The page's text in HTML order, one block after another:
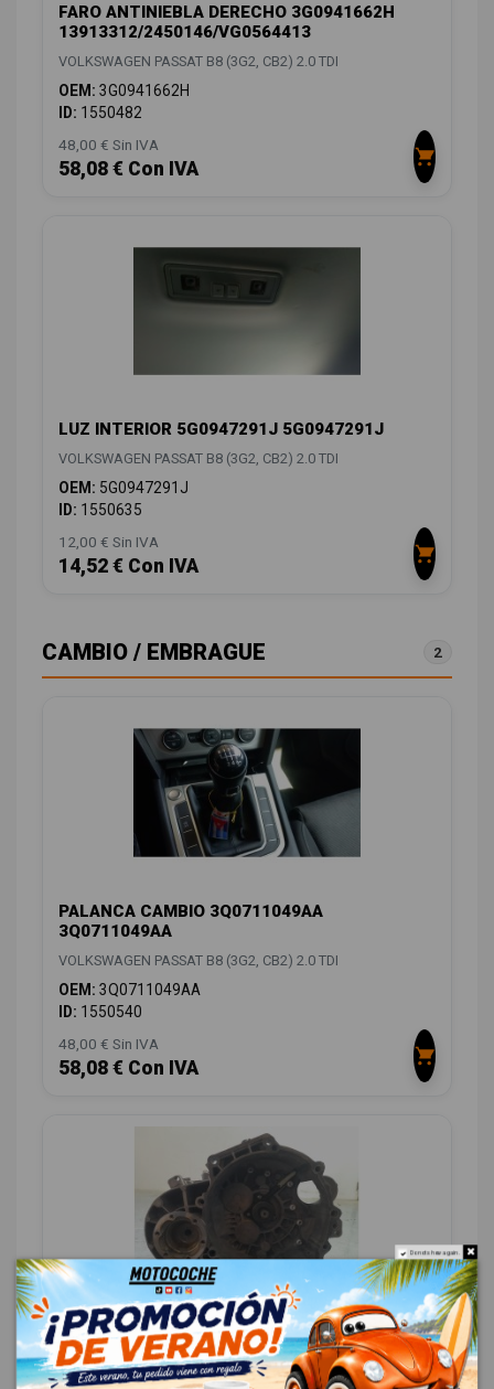
FARO ANTINIEBLA DERECHO 3G0941662H
13913312/2450146/VG0564413
VOLKSWAGEN PASSAT B8 (3G2, CB2) 2.0 TDI
OEM: 3G0941662H
ID: 1550482
48,00 € Sin IVA
58,08 € Con IVA
LUZ INTERIOR 5G0947291J 5G0947291J
VOLKSWAGEN PASSAT B8 (3G2, CB2) 2.0 TDI
OEM: 5G0947291J
ID: 1550635
12,00 € Sin IVA
14,52 € Con IVA
CAMBIO / EMBRAGUE 2
PALANCA CAMBIO 3Q0711049AA
3Q0711049AA
VOLKSWAGEN PASSAT B8 (3G2, CB2) 2.0 TDI
OEM: 3Q0711049AA
ID: 1550540
48,00 € Sin IVA
58,08 € Con IVA
CAJA CAMBIOS QFZ
VOLKSWAGEN PASSAT B8 (3G2, CB2) 2.0 TDI
Do not show again.